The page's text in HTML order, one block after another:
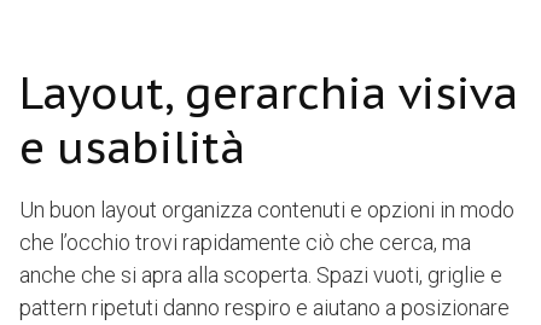
Layout, gerarchia visiva
e usabilità
Un buon layout organizza contenuti e opzioni in modo
che l’occhio trovi rapidamente ciò che cerca, ma
anche che si apra alla scoperta. Spazi vuoti, griglie e
pattern ripetuti danno respiro e aiutano a posizionare